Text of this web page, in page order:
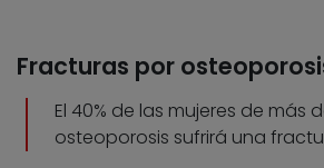
Fracturas por
El 40% de las mujeres de más
osteoporosis sufrirá una